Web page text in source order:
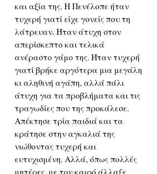
και αξία της. Η Πενέλοπε ήταν
τυχερή γιατί είχε γονείς που τη
λάτρευαν. Ήταν άτυχη στον
απερίσκεπτο και τελικά
ανέραστο γάμο της. Ήταν τυχερή
γιατί βρήκε αργότερα μια μεγάλη
κι αληθινή αγάπη, αλλά πάλι
άτυχη για τα προβλήματα και τις
τραγωδίες που της προκάλεσε.
Απέκτησε τρία παιδιά και τα
κράτησε στην αγκαλιά της
νιώθοντας τυχερή και
ευτυχισμένη. Αλλά, όπως πολλές